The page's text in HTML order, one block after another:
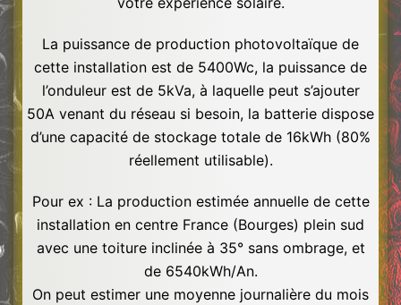
La puissance de production photovoltaïque de
cette installation est de 5400Wc, la puissance de
l’onduleur est de 5kVa, à laquelle peut s’ajouter
50A venant du réseau si besoin, la batterie dispose
d’une capacité de stockage totale de 16kWh (80%
réellement utilisable).
Pour ex : La production estimée annuelle de cette
installation en centre France (Bourges) plein sud
avec une toiture inclinée à 35° sans ombrage, et
de 6540kWh/An.
On peut estimer une moyenne journalière du mois